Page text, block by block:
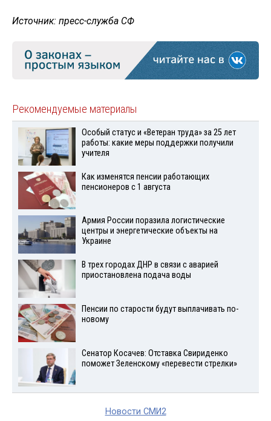
Источник: пресс-служба СФ
Рекомендуемые материалы
Особый статус и «Ветеран труда» за 25 лет
работы: какие меры поддержки получили
учителя
Как изменятся пенсии работающих
пенсионеров с 1 августа
Армия России поразила логистические
центры и энергетические объекты на
Украине
В трех городах ДНР в связи с аварией
приостановлена подача воды
Пенсии по старости будут выплачивать по-
новому
Сенатор Косачев: Отставка Свириденко
поможет Зеленскому «перевести стрелки»
Новости СМИ2